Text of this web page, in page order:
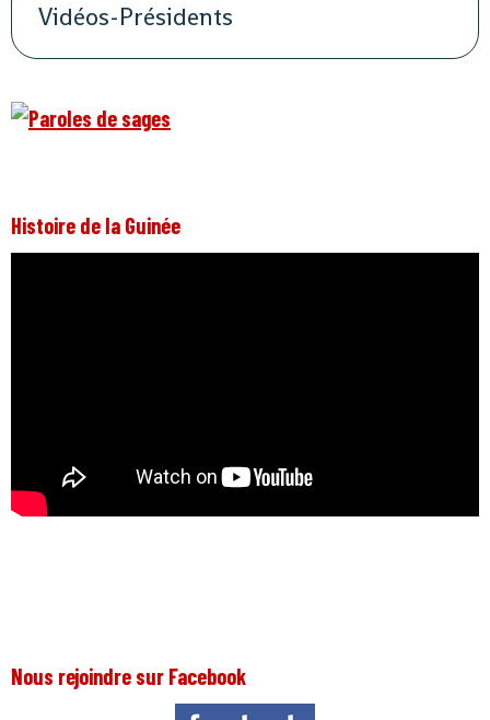
Vidéos-Présidents
Histoire de la Guinée
Nous rejoindre sur Facebook